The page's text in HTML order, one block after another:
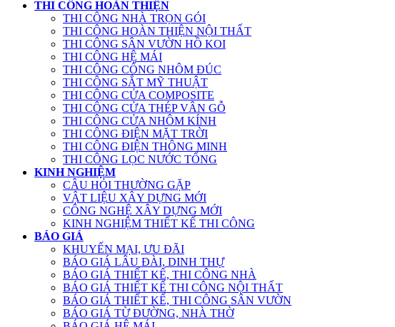
THI CÔNG HOÀN THIỆN
THI CÔNG NHÀ TRỌN GÓI
THI CÔNG HOÀN THIỆN NỘI THẤT
THI CÔNG SÂN VƯỜN HỒ KOI
THI CÔNG HỆ MÁI
THI CÔNG CỔNG NHÔM ĐÚC
THI CÔNG SẮT MỸ THUẬT
THI CÔNG CỬA COMPOSITE
THI CÔNG CỬA THÉP VÂN GỖ
THI CÔNG CỬA NHÔM KÍNH
THI CÔNG ĐIỆN MẶT TRỜI
THI CÔNG ĐIỆN THÔNG MINH
THI CÔNG LỌC NƯỚC TỔNG
KINH NGHIỆM
CÂU HỎI THƯỜNG GẶP
VẬT LIỆU XÂY DỰNG MỚI
CÔNG NGHỆ XÂY DỰNG MỚI
KINH NGHIỆM THIẾT KẾ THI CÔNG
BÁO GIÁ
KHUYẾN MẠI, ƯU ĐÃI
BÁO GIÁ LÂU ĐÀI, DINH THỰ
BÁO GIÁ THIẾT KẾ, THI CÔNG NHÀ
BÁO GIÁ THIẾT KẾ THI CÔNG NỘI THẤT
BÁO GIÁ THIẾT KẾ, THI CÔNG SÂN VƯỜN
BÁO GIÁ TỪ ĐƯỜNG, NHÀ THỜ